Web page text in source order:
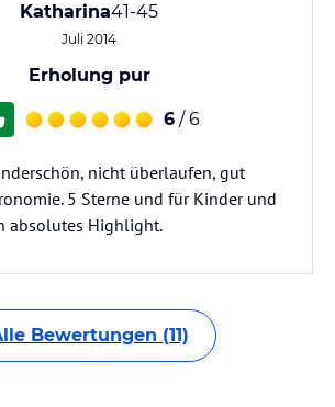
Katharina41-45
Juli 2014
Erholung pur
6 / 6
nicht überlaufen, gut
5 Sterne und für Kinder und
absolutes Highlight.
Bewertungen (11)